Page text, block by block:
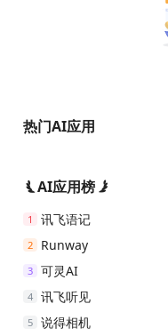
热门AI应用
AI应用榜
1 讯飞语记
2 Runway
3 可灵AI
4 讯飞听见
5 说得相机